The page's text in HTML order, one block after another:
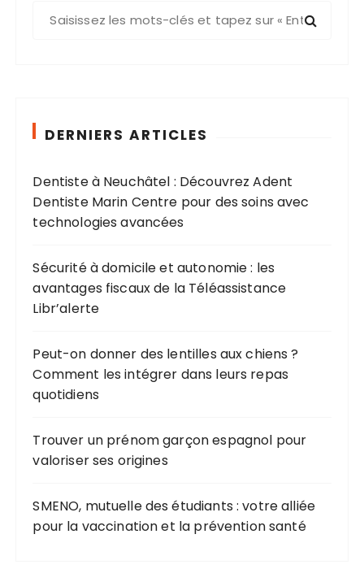
e
p
o
:
DERNIERS ARTICLES
Dentiste à Neuchâtel : Découvrez Adent
Dentiste Marin Centre pour des soins avec
technologies avancées
Sécurité à domicile et autonomie : les
avantages fiscaux de la Téléassistance
Libr’alerte
Peut-on donner des lentilles aux chiens ?
Comment les intégrer dans leurs repas
quotidiens
Trouver un prénom garçon espagnol pour
valoriser ses origines
SMENO, mutuelle des étudiants : votre alliée
pour la vaccination et la prévention santé